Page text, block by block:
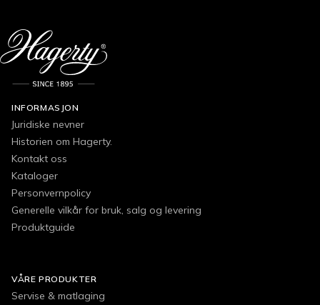
INFORMASJON
Juridiske nevner
Historien om Hagerty.
Kontakt oss
Kataloger
Personvernpolicy
Generelle vilkår for bruk, salg og levering
Produktguide
VÅRE PRODUKTER
Servise & matlaging